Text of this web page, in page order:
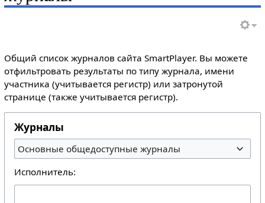
Общий список журналов сайта SmartPlayer. Вы можете
отфильтровать результаты по типу журнала, имени
участника (учитывается регистр) или затронутой
странице (также учитывается регистр).
Журналы
Основные общедоступные журналы
Исполнитель: